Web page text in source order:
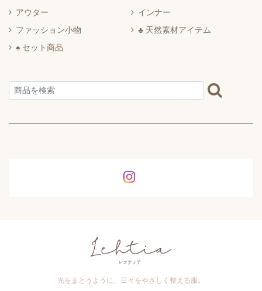
アウター
インナー
ファッション小物
♣ 天然素材アイテム
♠ セット商品
光をまとうように、日々をやさしく整える服。